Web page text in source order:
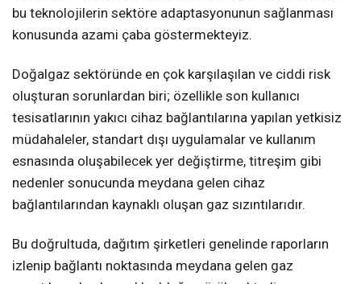
bu teknolojilerin sektöre adaptasyonunun sağlanması
konusunda azami çaba göstermekteyiz.
Doğalgaz sektöründe en çok karşılaşılan ve ciddi risk
oluşturan sorunlardan biri; özellikle son kullanıcı
tesisatlarının yakıcı cihaz bağlantılarına yapılan yetkisiz
müdahaleler, standart dışı uygulamalar ve kullanım
esnasında oluşabilecek yer değiştirme, titreşim gibi
nedenler sonucunda meydana gelen cihaz
bağlantılarından kaynaklı oluşan gaz sızıntılarıdır.
Bu doğrultuda, dağıtım şirketleri genelinde raporların
izlenip bağlantı noktasında meydana gelen gaz